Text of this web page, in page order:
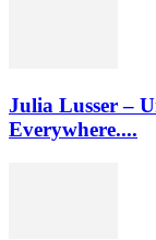
Julia Lusser –
Everywhere....